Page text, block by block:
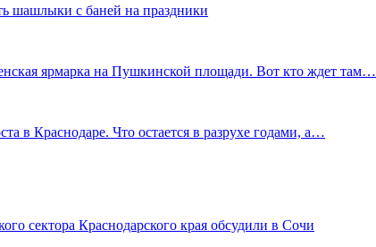
шашлыки с баней на праздники
ярмарка на Пушкинской площади. Вот кто ждет там…
в Краснодаре. Что остается в разрухе годами, а…
сектора Краснодарского края обсудили в Сочи